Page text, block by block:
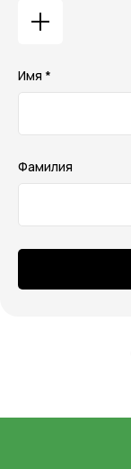
Имя *
Фамилия